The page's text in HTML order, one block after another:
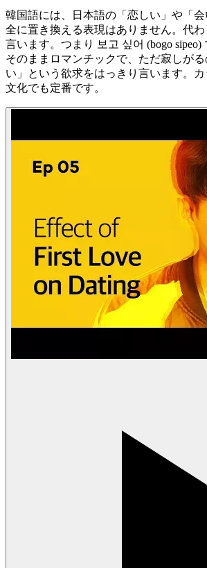
韓国語には、日本語の「恋しい」や「
全に置き換える表現はありません。代
言います。つまり 보고 싶어 (bogo
そのままロマンチックで、ただ寂しが
い」という欲求をはっきり言います。
文化でも定番です。